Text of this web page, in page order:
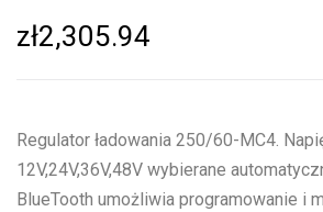
zł2,305.94
Regulator ładowania 250/60-MC4.
12V,24V,36V,48V wybierane
BlueTooth umożliwia programowanie i